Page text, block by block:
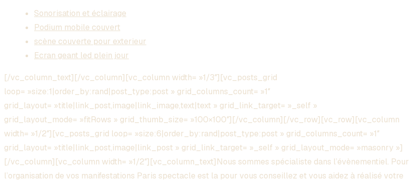
Sonorisation et éclairage
Podium mobile couvert
scène couverte pour exterieur
Ecran geant led plein jour
[/vc_column_text][/vc_column][vc_column width= »1/3″][vc_posts_grid
loop= »size:1|order_by:rand|post_type:post » grid_columns_count= »1″
grid_layout= »title|link_post,image|link_image,text|text » grid_link_target= »_self »
grid_layout_mode= »fitRows » grid_thumb_size= »100×100″][/vc_column][/vc_row][vc_row][vc_column
width= »1/2″][vc_posts_grid loop= »size:6|order_by:rand|post_type:post » grid_columns_count= »1″
grid_layout= »title|link_post,image|link_post » grid_link_target= »_self » grid_layout_mode= »masonry »]
[/vc_column][vc_column width= »1/2″][vc_column_text]Nous sommes spécialiste dans l’évènementiel. Pour
l’organisation de vos manifestations Paris spectacle est la pour vous conseillez et vous aidez à réalisé votre